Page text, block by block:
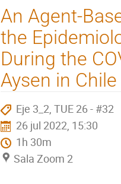
An Agent-
the
During the
Aysen in Chile
Eje 3_2, TUE 26 - #32
26 jul 2022, 15:30
1h 30m
Sala Zoom 2